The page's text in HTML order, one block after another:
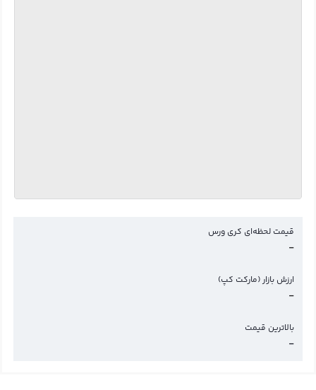
قیمت لحظه‌ای کری ورس
-
ارزش بازار (مارکت کپ)
-
بالاترین قیمت
-